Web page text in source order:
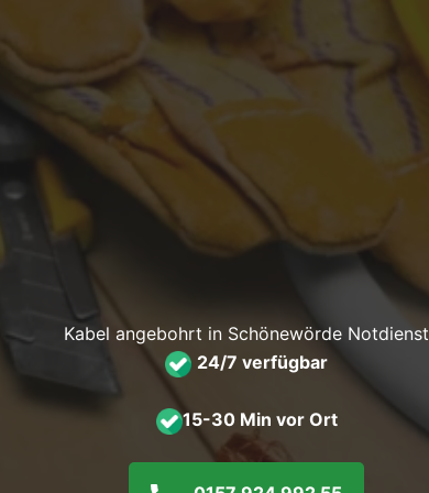
Kabel angebohrt in Schönewörde Notdienst
24/7 verfügbar
15-30 Min vor Ort